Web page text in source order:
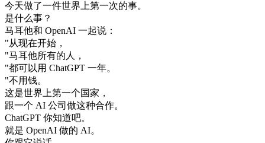
今天做了一件世界上第一次的事。
是什么事 ？
马耳他和 OpenAI 一起说 ：
"从现在开始 ，
"马耳他所有的人 ，
"都可以用 ChatGPT 一年。
"不用钱。
这是世界上第一个国家 ，
跟一个 AI 公司 做这种合作。
ChatGPT 你知道吧。
就是 OpenAI 做的 AI。